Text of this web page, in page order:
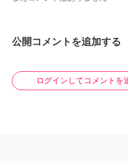
公開コメントを追加する
ログインしてコメントを